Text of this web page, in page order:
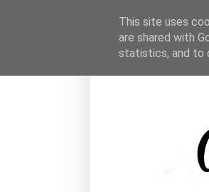
This site uses
are shared with
statistics, and to